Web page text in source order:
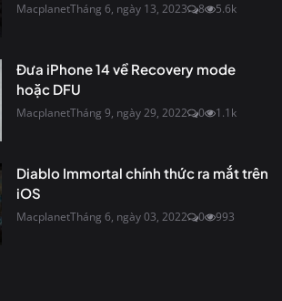
MacplanetTháng 6, ngày 13, 2023 8 5.6k
Đưa iPhone 14 về Recovery mode
hoặc DFU
MacplanetTháng 9, ngày 29, 2022 0 1.1k
Diablo Immortal chính thức ra mắt trên
iOS
MacplanetTháng 6, ngày 03, 2022 0 993